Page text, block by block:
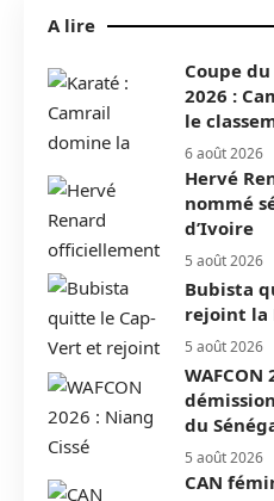
A lire
Coupe
2026 :
le
6 août 2026
Hervé
nommé
d’Ivoire
5 août 2026
Bubista
rejoint la
5 août 2026
WAFCON
du
5 août 2026
CAN